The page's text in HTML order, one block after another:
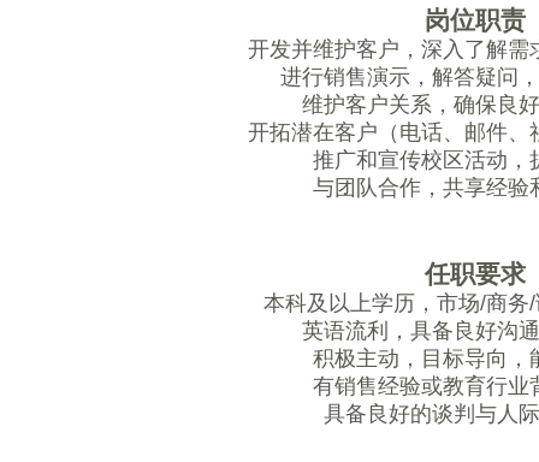
岗位职责
开发并维护客户，深入了解需
进行销售演示，解答疑问
维护客户关系，确保良好
开拓潜在客户（电话、邮件、
推广和宣传校区活动，
与团队合作，共享经验
任职要求
本科及以上学历，市场/商务
英语流利，具备良好沟
积极主动，目标导向，
有销售经验或教育行业
具备良好的谈判与人